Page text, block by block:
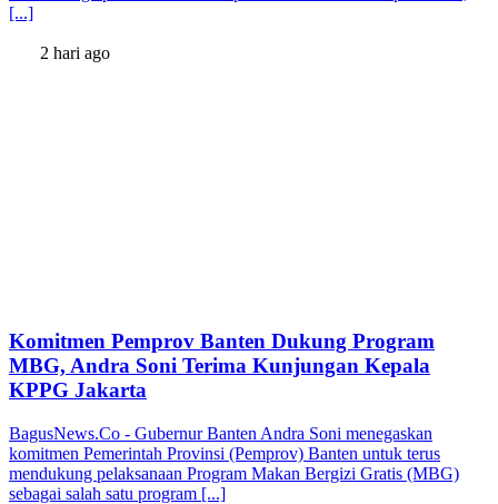
[...]
2 hari ago
Komitmen Pemprov Banten Dukung Program
MBG, Andra Soni Terima Kunjungan Kepala
KPPG Jakarta
BagusNews.Co - Gubernur Banten Andra Soni menegaskan
komitmen Pemerintah Provinsi (Pemprov) Banten untuk terus
mendukung pelaksanaan Program Makan Bergizi Gratis (MBG)
sebagai salah satu program [...]